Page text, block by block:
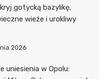
gotycką bazylikę,
wieże i urokliwy
2026
uniesienia w Opolu: